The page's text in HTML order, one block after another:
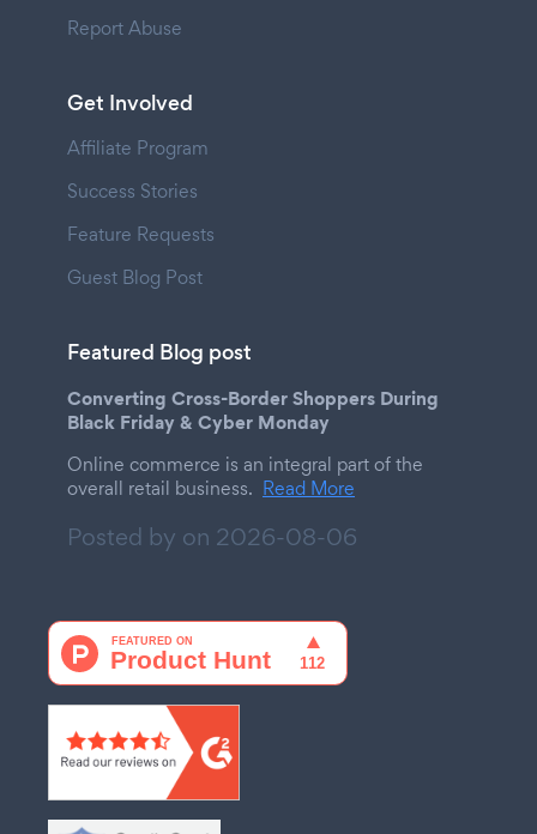
Report Abuse
Get Involved
Affiliate Program
Success Stories
Feature Requests
Guest Blog Post
Featured Blog post
Converting Cross-Border Shoppers During
Black Friday & Cyber Monday
Online commerce is an integral part of the
overall retail business. Read More
Posted by on 2026-08-06